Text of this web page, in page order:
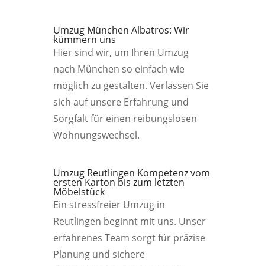
Umzug München Albatros: Wir
kümmern uns
Hier sind wir, um Ihren Umzug
nach München so einfach wie
möglich zu gestalten. Verlassen Sie
sich auf unsere Erfahrung und
Sorgfalt für einen reibungslosen
Wohnungswechsel.
Umzug Reutlingen Kompetenz vom
ersten Karton bis zum letzten
Möbelstück
Ein stressfreier Umzug in
Reutlingen beginnt mit uns. Unser
erfahrenes Team sorgt für präzise
Planung und sichere